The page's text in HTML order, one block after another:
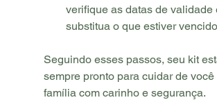
verifique as datas de validade
substitua o que estiver
Seguindo esses passos, seu kit
sempre pronto para cuidar de
família com carinho e segurança.